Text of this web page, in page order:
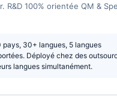
R&D 100% orientée QM &
pays, 30+ langues, 5 langues
Déployé chez des
langues simultanément.